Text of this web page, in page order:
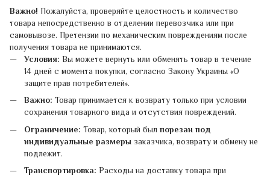
Важно! Пожалуйста, проверяйте целостность и количество
товара непосредственно в отделении перевозчика или при
самовывозе. Претензии по механическим повреждениям после
получения товара не принимаются.
Условия: Вы можете вернуть или обменять товар в течение
14 дней с момента покупки, согласно Закону Украины «О
защите прав потребителей».
Важно: Товар принимается к возврату только при условии
сохранения товарного вида и отсутствия повреждений.
Ограничение: Товар, который был порезан под
индивидуальные размеры заказчика, возврату и обмену не
подлежит.
Транспортировка: Расходы на доставку товара при